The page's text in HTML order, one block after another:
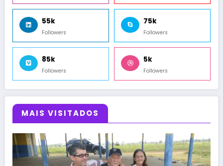
55k
Followers
75k
Followers
85k
Followers
5k
Followers
MAIS VISITADOS